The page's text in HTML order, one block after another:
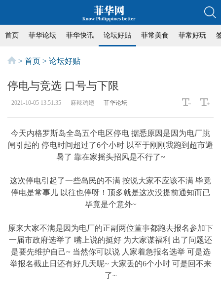
首页 菲华论坛 菲华快讯 论坛好贴 菲常美食 菲常好玩
> 首页 > 论坛好贴
停电与竞选 口号与下限
2021-10-05 13:51:35 麻辣鸡翅 菲华论坛
今天内格罗斯岛全岛五个电区停电 据悉原因是因为电厂跳
闸引起的 停电时间超过了6个小时 以至于刚刚我跑到超市避
暑了 靠在家摇头招风是不行了~
这次停电引起了一些岛民的不满 按说大家不应该不满 毕竟
停电是常事儿 以往也停呀！顶多就是这次没提前通知而已
毕竟是个意外~
原来大家不满是因为电厂的正副两位董事都跑去报名参加下
一届市政府选举了 嘴上说的挺好 为大家谋福利 出了问题还
是要先维护自己~ 当然你可以说 人家着急报名选举 可是选
举报名截止日还有好几天呢~ 大家丢的6个小时 可是回不来
了~